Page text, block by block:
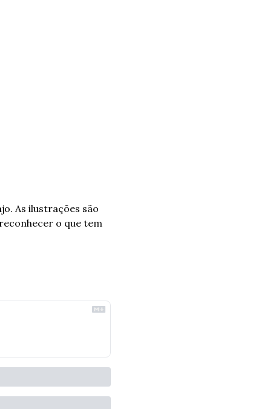
As ilustrações são
o que tem